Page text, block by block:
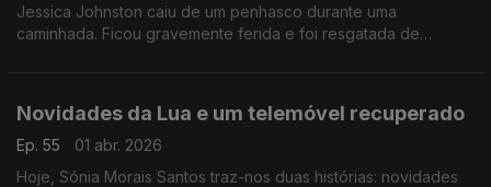
Jessica Johnston caiu de um penhasco durante uma
caminhada. Ficou gravemente ferida e foi resgatada de
Novidades da Lua e um telemóvel recuperado
Ep. 55
01 abr. 2026
Hoje, Sónia Morais Santos traz-nos duas histórias: novidades